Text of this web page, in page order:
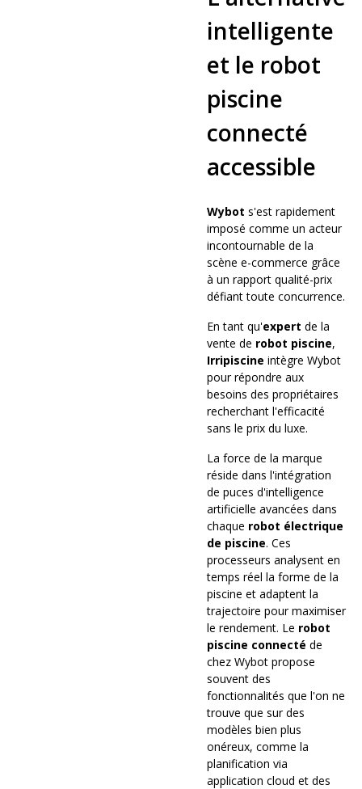
intelligente
et le robot
piscine
connecté
accessible
Wybot s'est rapidement
imposé comme un acteur
incontournable de la
scène e-commerce grâce
à un rapport qualité-prix
défiant toute concurrence.
En tant qu'expert de la
vente de robot piscine,
Irripiscine intègre Wybot
pour répondre aux
besoins des propriétaires
recherchant l'efficacité
sans le prix du luxe.
La force de la marque
réside dans l'intégration
de puces d'intelligence
artificielle avancées dans
chaque robot électrique
de piscine. Ces
processeurs analysent en
temps réel la forme de la
piscine et adaptent la
trajectoire pour maximiser
le rendement. Le robot
piscine connecté de
chez Wybot propose
souvent des
fonctionnalités que l'on ne
trouve que sur des
modèles bien plus
onéreux, comme la
planification via
application cloud et des